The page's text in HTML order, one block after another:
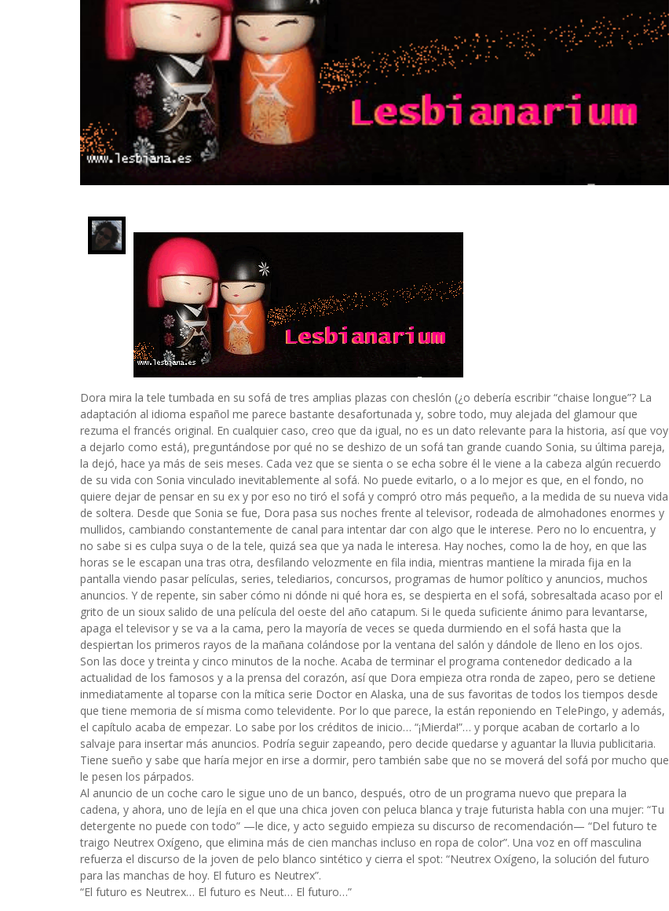
INFIELES
Dora mira la tele tumbada en su sofá de tres amplias plazas con cheslón (¿o debería escribir “chaise longue”? La
adaptación al idioma español me parece bastante desafortunada y, sobre todo, muy alejada del glamour que
rezuma el francés original. En cualquier caso, creo que da igual, no es un dato relevante para la historia, así que voy
a dejarlo como está), preguntándose por qué no se deshizo de un sofá tan grande cuando Sonia, su última pareja,
la dejó, hace ya más de seis meses. Cada vez que se sienta o se echa sobre él le viene a la cabeza algún recuerdo
de su vida con Sonia vinculado inevitablemente al sofá. No puede evitarlo, o a lo mejor es que, en el fondo, no
quiere dejar de pensar en su ex y por eso no tiró el sofá y compró otro más pequeño, a la medida de su nueva vida
de soltera. Desde que Sonia se fue, Dora pasa sus noches frente al televisor, rodeada de almohadones enormes y
mullidos, cambiando constantemente de canal para intentar dar con algo que le interese. Pero no lo encuentra, y
no sabe si es culpa suya o de la tele, quizá sea que ya nada le interesa. Hay noches, como la de hoy, en que las
horas se le escapan una tras otra, desfilando velozmente en fila india, mientras mantiene la mirada fija en la
pantalla viendo pasar películas, series, telediarios, concursos, programas de humor político y anuncios, muchos
anuncios. Y de repente, sin saber cómo ni dónde ni qué hora es, se despierta en el sofá, sobresaltada acaso por el
grito de un sioux salido de una película del oeste del año catapum. Si le queda suficiente ánimo para levantarse,
apaga el televisor y se va a la cama, pero la mayoría de veces se queda durmiendo en el sofá hasta que la
despiertan los primeros rayos de la mañana colándose por la ventana del salón y dándole de lleno en los ojos.
Son las doce y treinta y cinco minutos de la noche. Acaba de terminar el programa contenedor dedicado a la
actualidad de los famosos y a la prensa del corazón, así que Dora empieza otra ronda de zapeo, pero se detiene
inmediatamente al toparse con la mítica serie Doctor en Alaska, una de sus favoritas de todos los tiempos desde
que tiene memoria de sí misma como televidente. Por lo que parece, la están reponiendo en TelePingo, y además,
el capítulo acaba de empezar. Lo sabe por los créditos de inicio… “¡Mierda!”… y porque acaban de cortarlo a lo
salvaje para insertar más anuncios. Podría seguir zapeando, pero decide quedarse y aguantar la lluvia publicitaria.
Tiene sueño y sabe que haría mejor en irse a dormir, pero también sabe que no se moverá del sofá por mucho que
le pesen los párpados.
Al anuncio de un coche caro le sigue uno de un banco, después, otro de un programa nuevo que prepara la
cadena, y ahora, uno de lejía en el que una chica joven con peluca blanca y traje futurista habla con una mujer: “Tu
detergente no puede con todo” —le dice, y acto seguido empieza su discurso de recomendación— “Del futuro te
traigo Neutrex Oxígeno, que elimina más de cien manchas incluso en ropa de color”. Una voz en off masculina
refuerza el discurso de la joven de pelo blanco sintético y cierra el spot: “Neutrex Oxígeno, la solución del futuro
para las manchas de hoy. El futuro es Neutrex”.
“El futuro es Neutrex… El futuro es Neut… El futuro…”